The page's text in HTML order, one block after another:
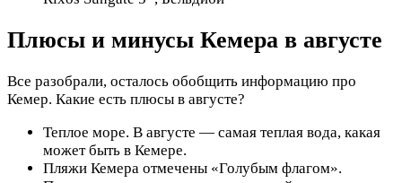
Плюсы и минусы Кемера в августе
Все разобрали, осталось обобщить информацию про
Кемер. Какие есть плюсы в августе?
Теплое море. В августе — самая теплая вода, какая
может быть в Кемере.
Пляжи Кемера отмечены «Голубым флагом».